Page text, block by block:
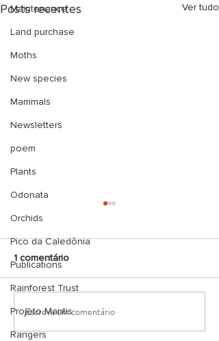
Maintenance
Land purchase
Moths
New species
Mammals
Newsletters
poem
Plants
Odonata
Orchids
Pico da Caledônia
Publications
Rainforest Trust
Projeto Mantis
Rangers
Posts recentes Ver tudo
Sucesso no primeiro curso
do Projeto Replântica em
1 comentário
Escreva um comentário